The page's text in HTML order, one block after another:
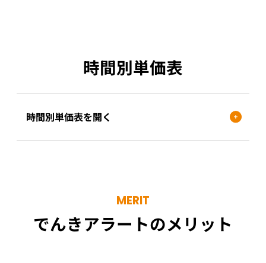
時間別単価表
時間別単価表を開く
MERIT
でんきアラートのメリット